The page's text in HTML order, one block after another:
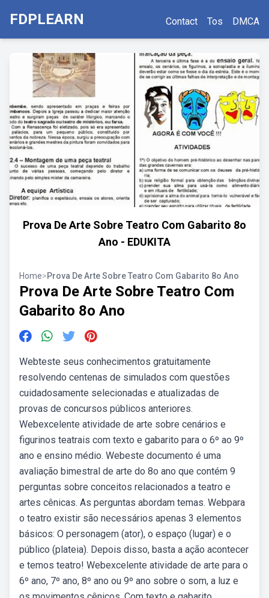
FDPLEARN Contact Tos DMCA
Prova De Arte Sobre Teatro Com Gabarito 8o
Ano - EDUKITA
Home>Prova De Arte Sobre Teatro Com Gabarito 8o Ano
Prova De Arte Sobre Teatro Com
Gabarito 8o Ano
Webteste seus conhecimentos gratuitamente
resolvendo centenas de simulados com questões
cuidadosamente selecionadas e atualizadas de
provas de concursos públicos anteriores.
Webexcelente atividade de arte sobre cenários e
figurinos teatrais com texto e gabarito para o 6º ao 9º
ano e ensino médio. Webeste documento é uma
avaliação bimestral de arte do 8o ano que contém 9
perguntas sobre conceitos relacionados a teatro e
artes cênicas. As perguntas abordam temas. Webpara
o teatro existir são necessários apenas 3 elementos
básicos: O personagem (ator), o espaço (lugar) e o
público (plateia). Depois disso, basta a ação acontecer
e temos teatro! Webexcelente atividade de arte para o
6º ano, 7º ano, 8º ano ou 9º ano sobre o som, a luz e